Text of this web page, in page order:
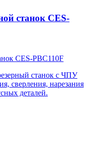
станок CES-
CES-PBC110F
станок с ЧПУ
сверления, нарезания
деталей.